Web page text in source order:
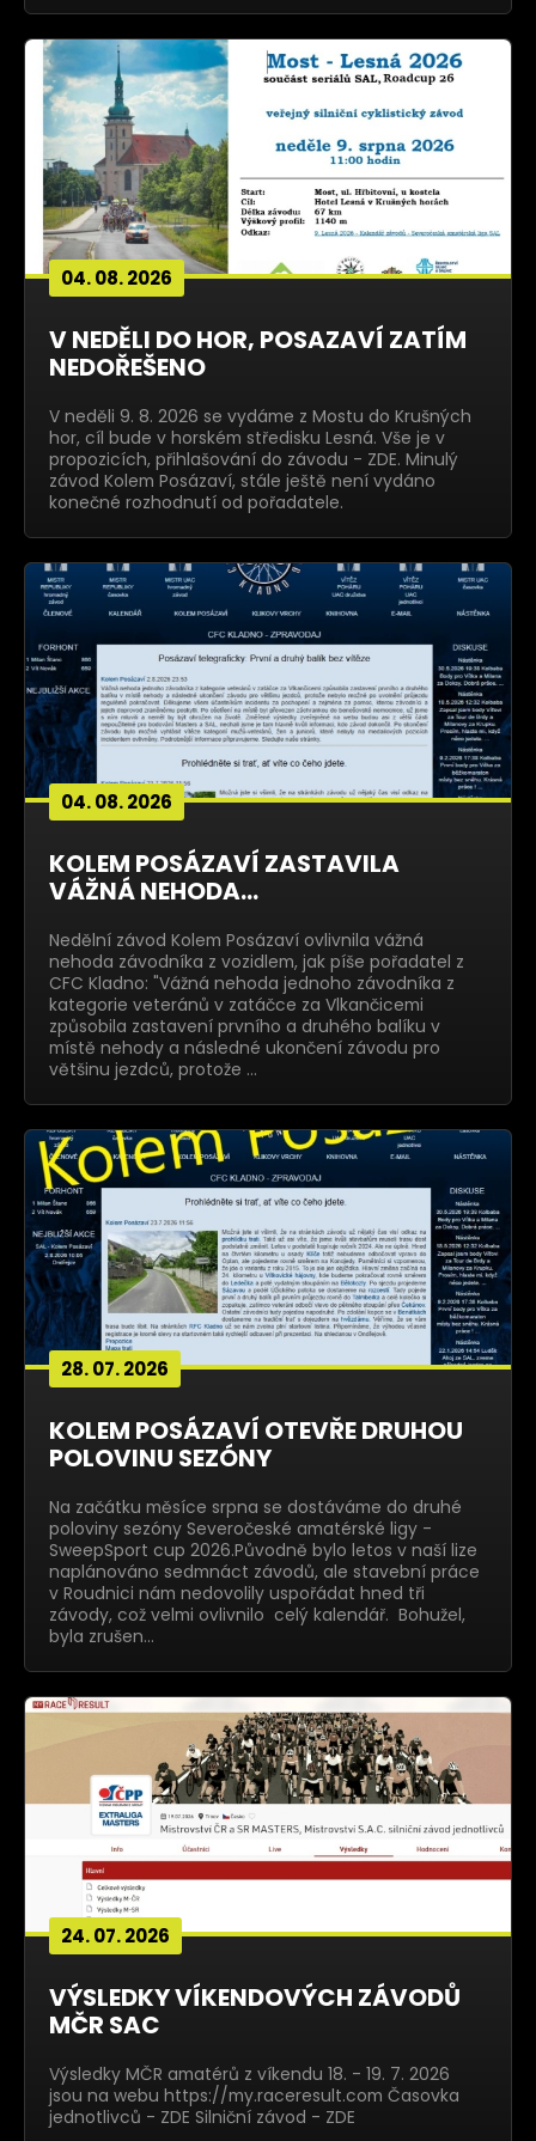
04. 08. 2026
V NEDĚLI DO HOR, POSAZAVÍ ZATÍM
NEDOŘEŠENO
V neděli 9. 8. 2026 se vydáme z Mostu do Krušných
hor, cíl bude v horském středisku Lesná. Vše je v
propozicích, přihlašování do závodu - ZDE. Minulý
závod Kolem Posázaví, stále ještě není vydáno
konečné rozhodnutí od pořadatele.
04. 08. 2026
KOLEM POSÁZAVÍ ZASTAVILA
VÁŽNÁ NEHODA...
Nedělní závod Kolem Posázaví ovlivnila vážná
nehoda závodníka z vozidlem, jak píše pořadatel z
CFC Kladno: "Vážná nehoda jednoho závodníka z
kategorie veteránů v zatáčce za Vlkančicemi
způsobila zastavení prvního a druhého balíku v
místě nehody a následné ukončení závodu pro
většinu jezdců, protože …
28. 07. 2026
KOLEM POSÁZAVÍ OTEVŘE DRUHOU
POLOVINU SEZÓNY
Na začátku měsíce srpna se dostáváme do druhé
poloviny sezóny Severočeské amatérské ligy -
SweepSport cup 2026.Původně bylo letos v naší lize
naplánováno sedmnáct závodů, ale stavební práce
v Roudnici nám nedovolily uspořádat hned tři
závody, což velmi ovlivnilo celý kalendář. Bohužel,
byla zrušen…
24. 07. 2026
VÝSLEDKY VÍKENDOVÝCH ZÁVODŮ
MČR SAC
Výsledky MČR amatérů z víkendu 18. - 19. 7. 2026
jsou na webu https://my.raceresult.com Časovka
jednotlivců - ZDE Silniční závod - ZDE